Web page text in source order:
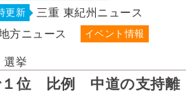
更新 三重 東紀州ニュース
方ニュース イベント情報
選挙
位 比例 中道の支持離